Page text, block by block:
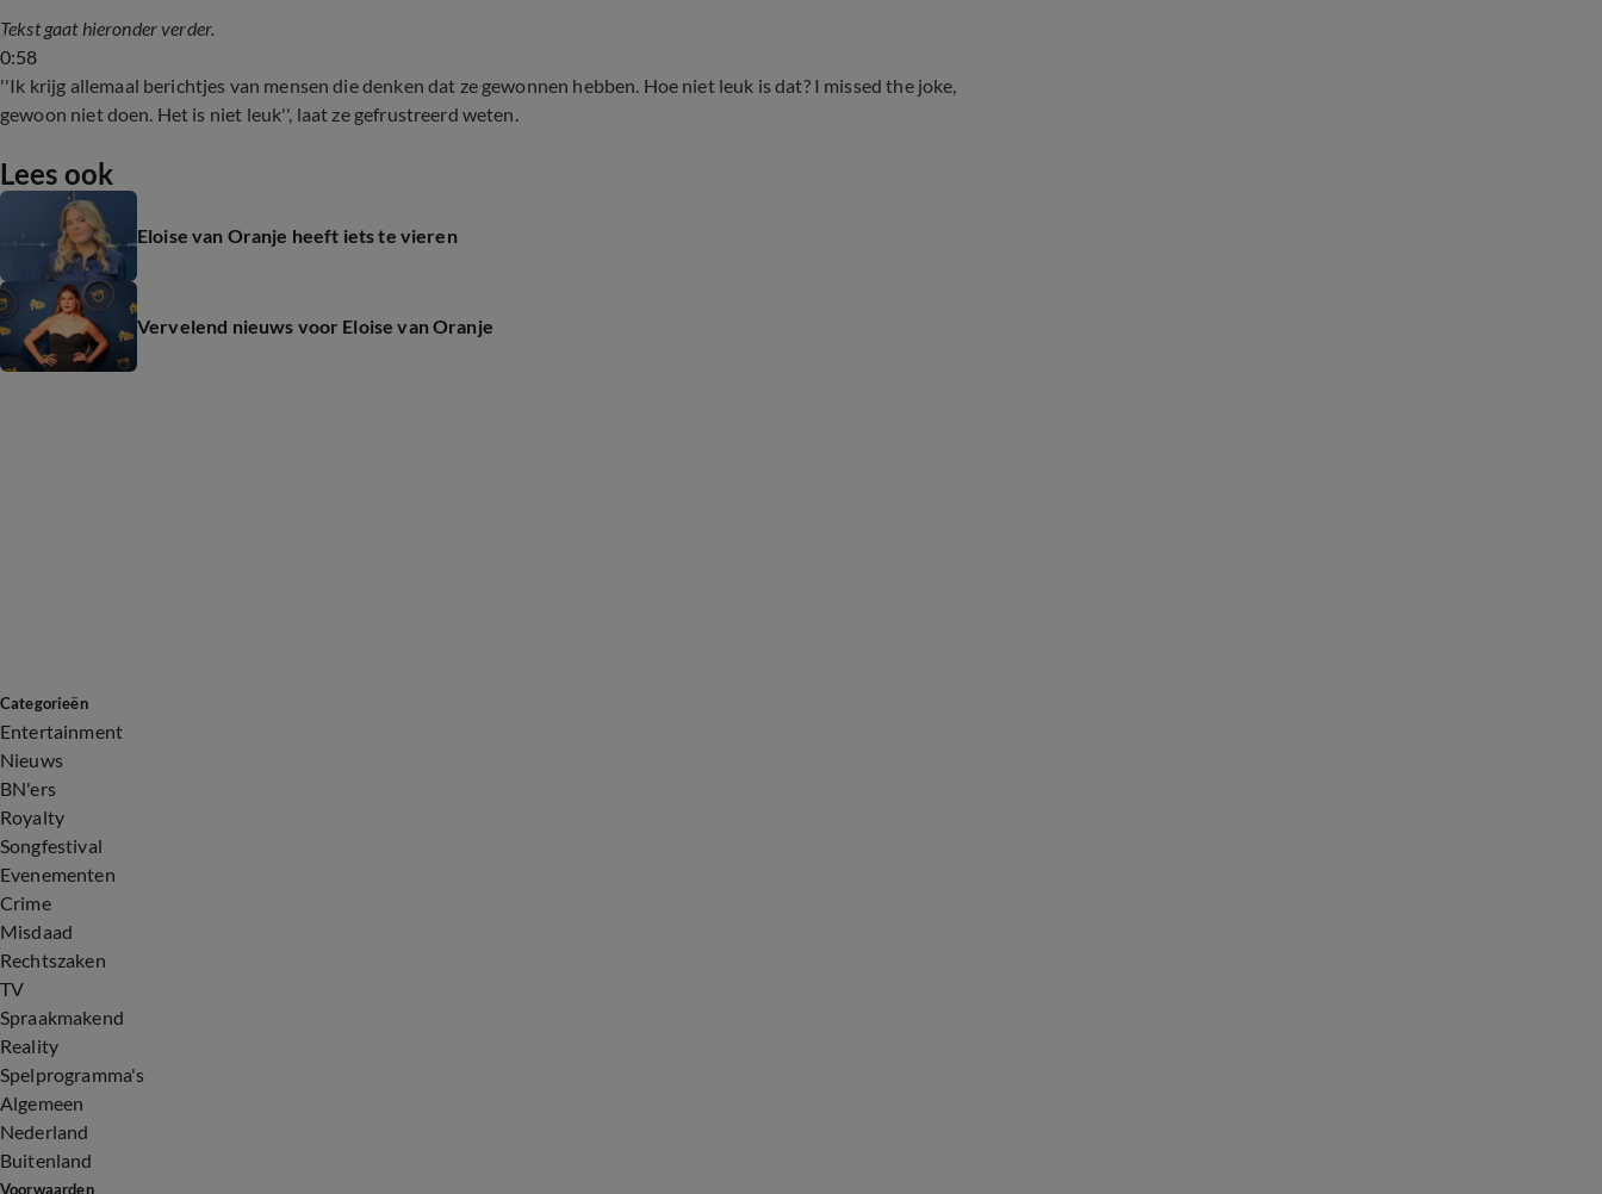
0:58
Tekst gaat hieronder verder.
''Ik krijg allemaal berichtjes van mensen die denken dat ze gewonnen hebben. Hoe niet leuk is dat? I missed the joke,
gewoon niet doen. Het is niet leuk'', laat ze gefrustreerd weten.
Lees ook
Eloise van Oranje heeft iets te vieren
Vervelend nieuws voor Eloise van Oranje
Categorieën
Entertainment
Nieuws
BN'ers
Royalty
Songfestival
Evenementen
Crime
Misdaad
Rechtszaken
TV
Spraakmakend
Reality
Spelprogramma's
Algemeen
Nederland
Buitenland
Voorwaarden